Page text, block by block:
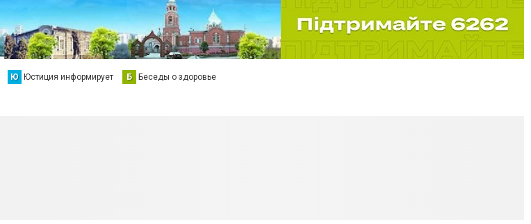
Ю Юстиция информирует Б Беседы о здоровье